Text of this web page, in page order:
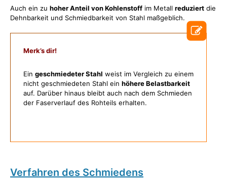
Auch ein zu hoher Anteil von Kohlenstoff im Metall reduziert die
Dehnbarkeit und Schmiedbarkeit von Stahl maßgeblich.
Merk’s dir!
Ein geschmiedeter Stahl weist im Vergleich zu einem
nicht geschmiedeten Stahl ein höhere Belastbarkeit
auf. Darüber hinaus bleibt auch nach dem Schmieden
der Faserverlauf des Rohteils erhalten.
Verfahren des Schmiedens